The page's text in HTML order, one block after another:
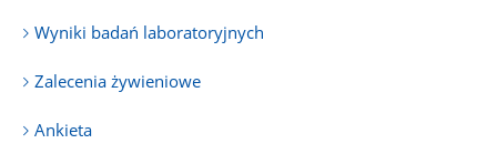
Wyniki badań laboratoryjnych
Zalecenia żywieniowe
Ankieta